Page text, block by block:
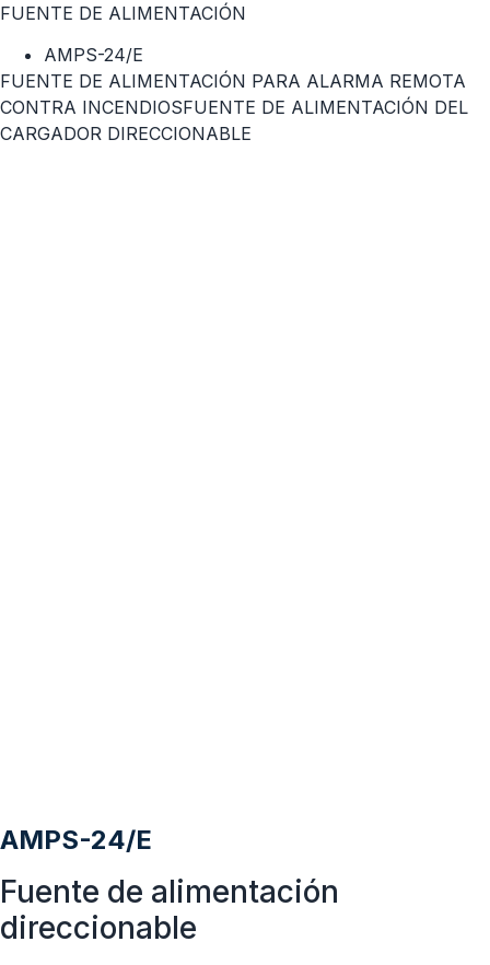
FUENTE DE ALIMENTACIÓN
AMPS-24/E
FUENTE DE ALIMENTACIÓN PARA ALARMA REMOTA
CONTRA INCENDIOSFUENTE DE ALIMENTACIÓN DEL
CARGADOR DIRECCIONABLE
AMPS-24/E
Fuente de alimentación
direccionable